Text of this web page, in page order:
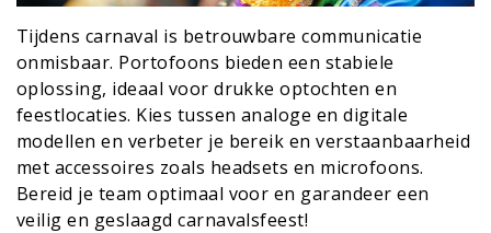
Tijdens carnaval is betrouwbare communicatie
onmisbaar. Portofoons bieden een stabiele
oplossing, ideaal voor drukke optochten en
feestlocaties. Kies tussen analoge en digitale
modellen en verbeter je bereik en verstaanbaarheid
met accessoires zoals headsets en microfoons.
Bereid je team optimaal voor en garandeer een
veilig en geslaagd carnavalsfeest!